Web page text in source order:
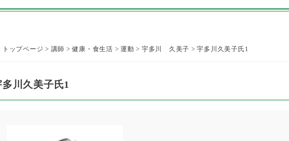
トップページ > 講師 >健康・食生活 > 運動 > 宇多川 久美子 >宇多川久美子氏1
多川久美子氏1